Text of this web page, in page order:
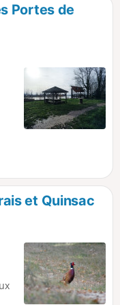
Portes de
et Quinsac